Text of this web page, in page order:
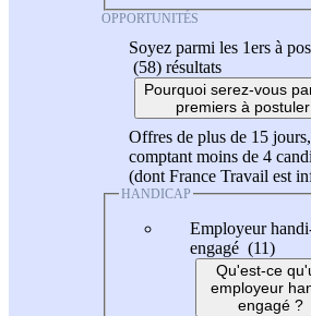
OPPORTUNITÉS
Soyez parmi les 1ers à
(58) résultats
Pourquoi serez-vous
premiers à
Offres de plus de 15 jours,
comptant moins de 4
(dont France Travail est
HANDICAP
Employeur
engagé (11)
Qu'est-ce
employeur
engagé ?